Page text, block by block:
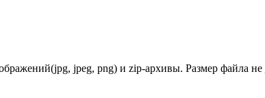
jpeg, png) и zip-архивы. Размер файла